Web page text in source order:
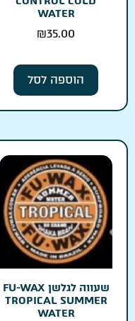
WATER
₪35.00
הוספה לסל
שעווה לגלשן FU-WAX
TROPICAL SUMMER
WATER